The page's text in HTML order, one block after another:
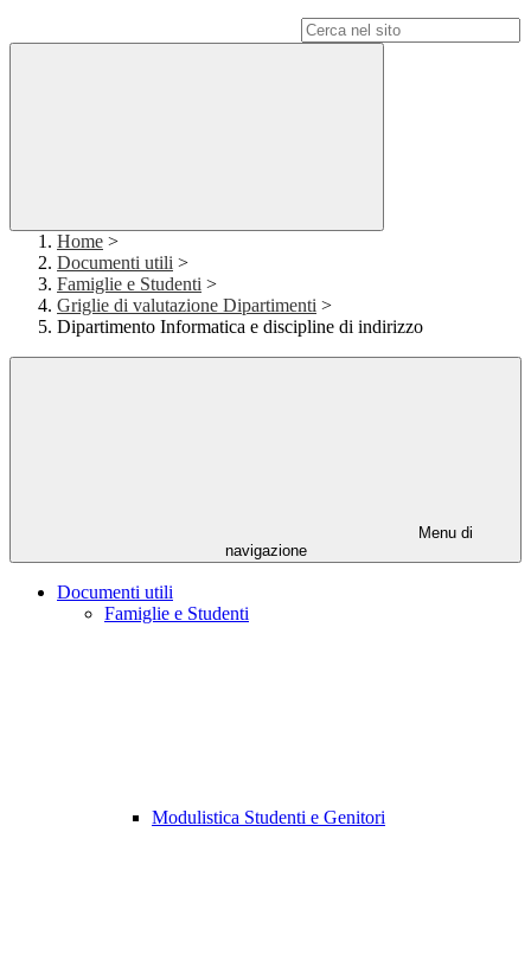
Home >
Documenti utili >
Famiglie e Studenti >
Griglie di valutazione Dipartimenti >
Dipartimento Informatica e discipline di indirizzo
Menu di
navigazione
Documenti utili
Famiglie e Studenti
Modulistica Studenti e Genitori